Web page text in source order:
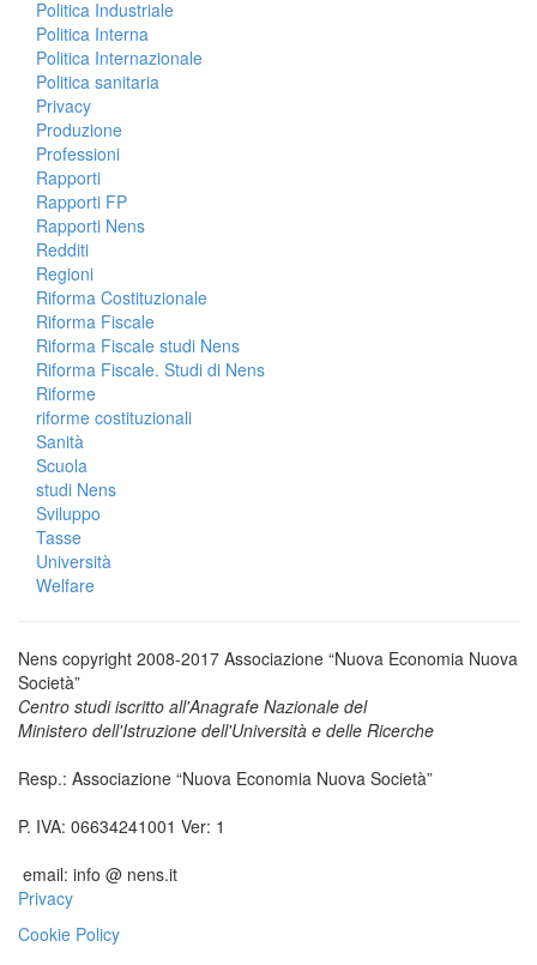
Politica Industriale
Politica Interna
Politica Internazionale
Politica sanitaria
Privacy
Produzione
Professioni
Rapporti
Rapporti FP
Rapporti Nens
Redditi
Regioni
Riforma Costituzionale
Riforma Fiscale
Riforma Fiscale studi Nens
Riforma Fiscale. Studi di Nens
Riforme
riforme costituzionali
Sanità
Scuola
studi Nens
Sviluppo
Tasse
Università
Welfare
Nens copyright 2008-2017 Associazione “Nuova Economia Nuova
Società”
Centro studi iscritto all'Anagrafe Nazionale del
Ministero dell'Istruzione dell'Università e delle Ricerche
Resp.: Associazione “Nuova Economia Nuova Società”
P. IVA: 06634241001 Ver: 1
email: info @ nens.it
Privacy
Cookie Policy